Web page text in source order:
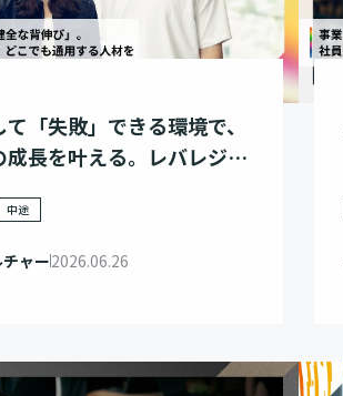
「失敗」できる環境で、
成長を叶える。レバレジー
中途
ャー2026.06.26